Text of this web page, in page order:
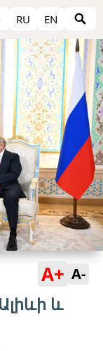
RU EN
A+ A-
և